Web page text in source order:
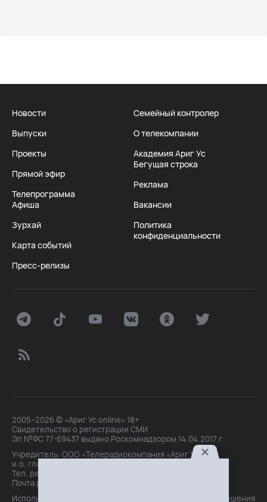
Новости
Выпуски
Проекты
Прямой эфир
Телепрограмма
Афиша
Зурхай
Карта событий
Пресс-релизы
Семейный контролер
О телекомпании
Академия Ариг Ус
Бегущая строка
Реклама
Вакансии
Политика
конфиденциальности
2005–2026 © «Ариг Ус online» 18+
Свидетельство о регистрации СМИ
Эл №ФС 77-69437 выдано Роскомнадзором 14.04.2017 г.
Учредитель: ООО «Телерадиокомпания «Ариг Ус»,
и.о. главного редактора: Маханова О.Б.
Тел. peдakции: +7(3012)21-30-14,
Почта peдakции: editor@arigus.tv
Использование материалов только с письменного разрешения